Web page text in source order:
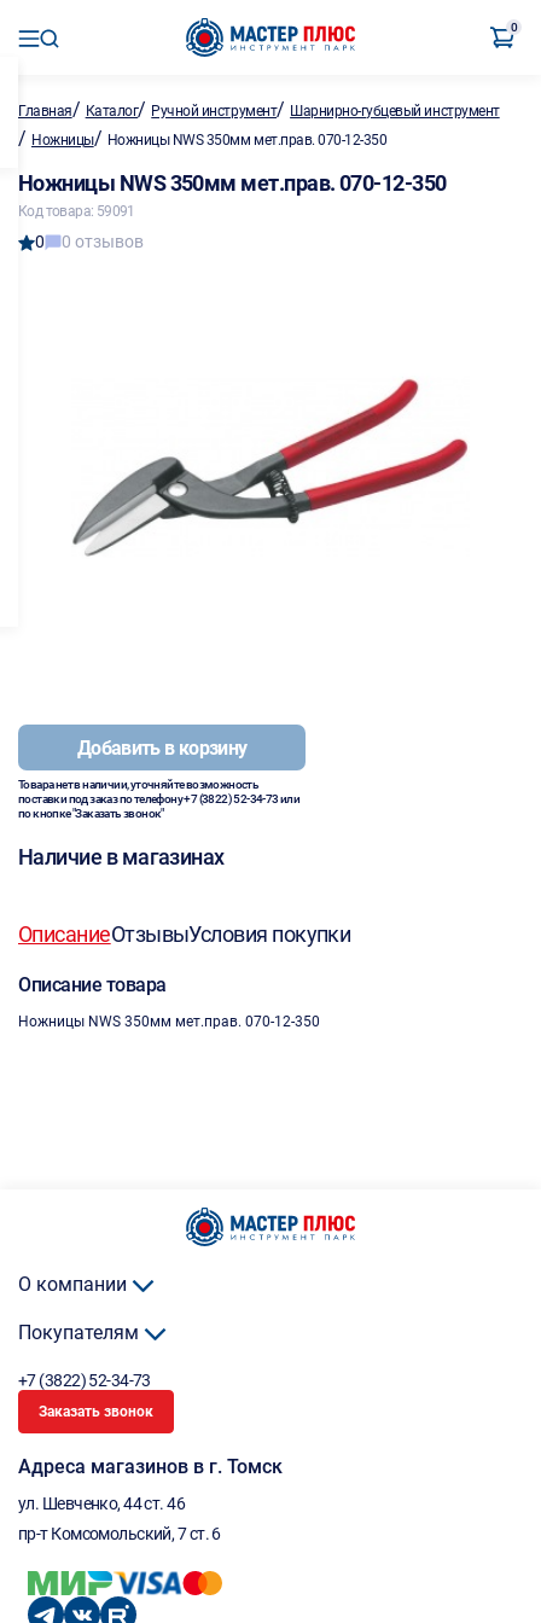
0
Главная/ Каталог/ Ручной инструмент/ Шарнирно-губцевый инструмент
/ Ножницы/ Ножницы NWS 350мм мет.прав. 070-12-350
Ножницы NWS 350мм мет.прав. 070-12-350
Код товара: 59091
0 0 отзывов
Добавить в корзину
Товара нет в наличии, уточняйте возможность
поставки под заказ по телефону+7 (3822) 52-34-73или
по кнопке "Заказать звонок"
Наличие в магазинах
ОписаниеОтзывыУсловия покупки
Описание товара
Ножницы NWS 350мм мет.прав. 070-12-350
О компании
Покупателям
+7 (3822) 52-34-73
Заказать звонок
Адреса магазинов в г. Томск
ул. Шевченко, 44 ст. 46
пр-т Комсомольский, 7 ст. 6